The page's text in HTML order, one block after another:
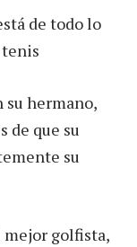
de todo lo
tenis
su hermano,
de que su
su
mejor golfista,